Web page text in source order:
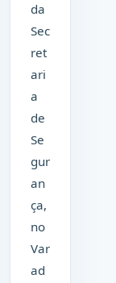
da
Sec
ret
ari
a
de
Se
gur
an
ça,
no
Var
ad